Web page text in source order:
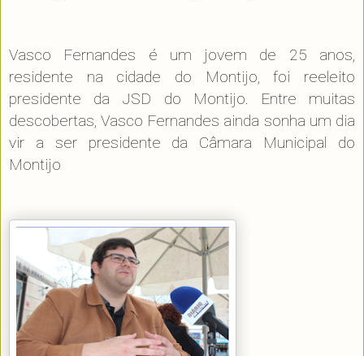
Vasco Fernandes é um jovem de 25 anos,
residente na cidade do Montijo, foi reeleito
presidente da JSD do Montijo. Entre muitas
descobertas, Vasco Fernandes ainda sonha um dia
vir a ser presidente da Câmara Municipal do
Montijo